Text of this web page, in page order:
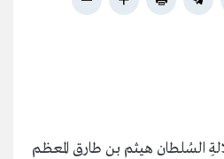
السُلطان هيثم بن طارق المعظـم